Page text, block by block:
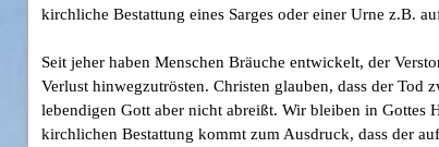
kirchliche Bestattung eines Sarges oder einer Urne z.B.
Seit jeher haben Menschen Bräuche entwickelt, der
Verlust hinwegzutrösten. Christen glauben, dass der
lebendigen Gott aber nicht abreißt. Wir bleiben in
kirchlichen Bestattung kommt zum Ausdruck, dass der